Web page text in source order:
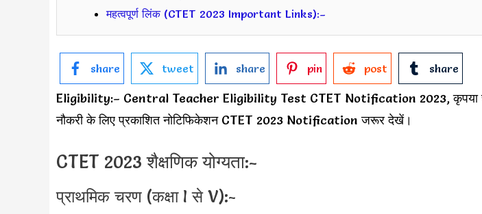
महत्वपूर्ण लिंक (CTET 2023 Important Links):–
share tweet share pin post share
Eligibility:– Central Teacher Eligibility Test CTET Notification 2023, कृपया
नौकरी के लिए प्रकाशित नोटिफिकेशन CTET 2023 Notification जरूर देखें।
CTET 2023 शैक्षणिक योग्यता:-
प्राथमिक चरण (कक्षा I से V):-